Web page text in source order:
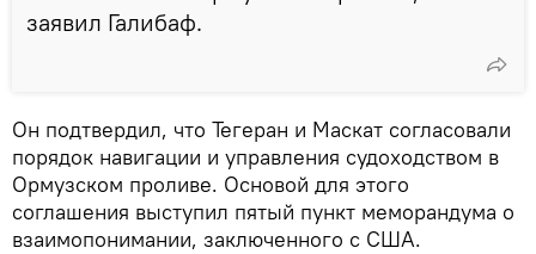
заявил Галибаф.
Он подтвердил, что Тегеран и Маскат согласовали
порядок навигации и управления судоходством в
Ормузском проливе. Основой для этого
соглашения выступил пятый пункт меморандума о
взаимопонимании, заключенного с США.